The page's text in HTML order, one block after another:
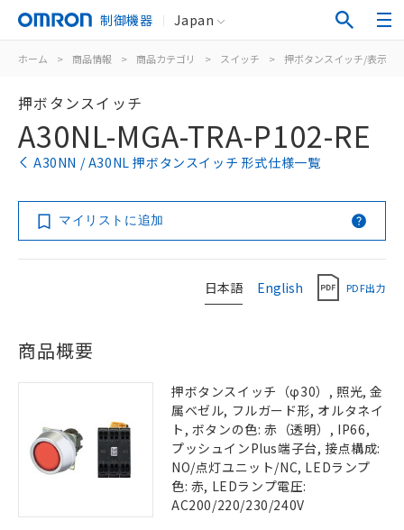
制御機器 Japan
ホーム > 商品情報 > 商品カテゴリ > スイッチ > 押ボタンスイッチ/表示灯
押ボタンスイッチ
A30NL-MGA-TRA-P102-RE
A30NN / A30NL 押ボタンスイッチ 形式仕様一覧
マイリストに追加
日本語 English PDF出力
商品概要
押ボタンスイッチ（φ30）, 照光, 金
属ベゼル, フルガード形, オルタネイ
ト, ボタンの色: 赤（透明）, IP66,
プッシュインPlus端子台, 接点構成:
NO/点灯ユニット/NC, LEDランプ
色: 赤, LEDランプ電圧:
AC200/220/230/240V